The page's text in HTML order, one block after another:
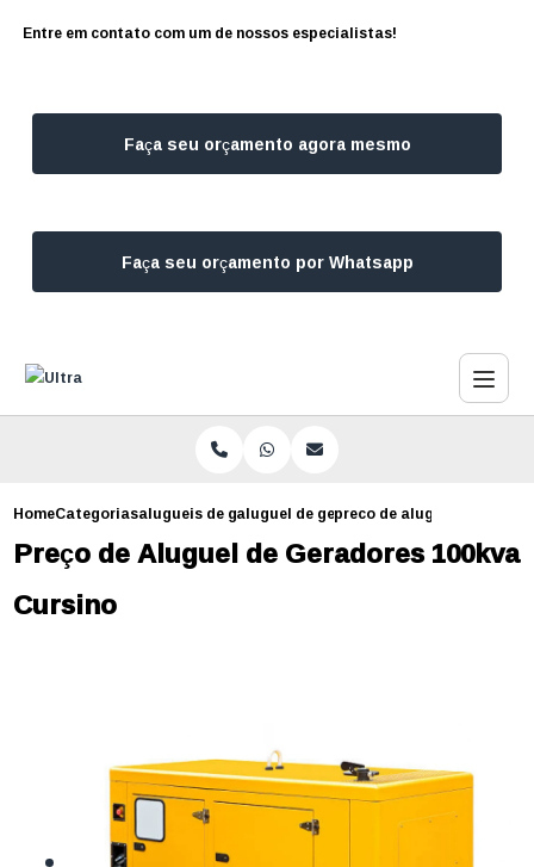
Entre em contato com um de nossos especialistas!
Faça seu orçamento agora mesmo
Faça seu orçamento por Whatsapp
HomeCategoriasalugueis de geradoresaluguel de gerador de 30 kva
preco de aluguel de
Preço de Aluguel de Geradores 100kva
Cursino